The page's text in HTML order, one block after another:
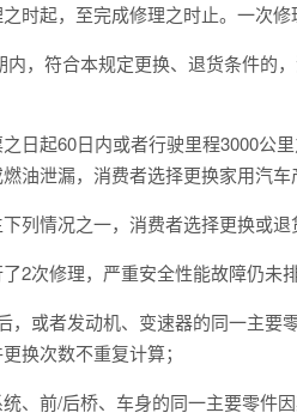
时起，至完成修理之时止。一次修
，符合本规定更换、退货条件的
日起60日内或者行驶里程3000公
油泄漏，消费者选择更换家用汽
列情况之一，消费者选择更换或退
2次修理，严重安全性能故障仍未
，或者发动机、变速器的同一主
换次数不重复计算；
统、前/后桥、车身的同一主要零件